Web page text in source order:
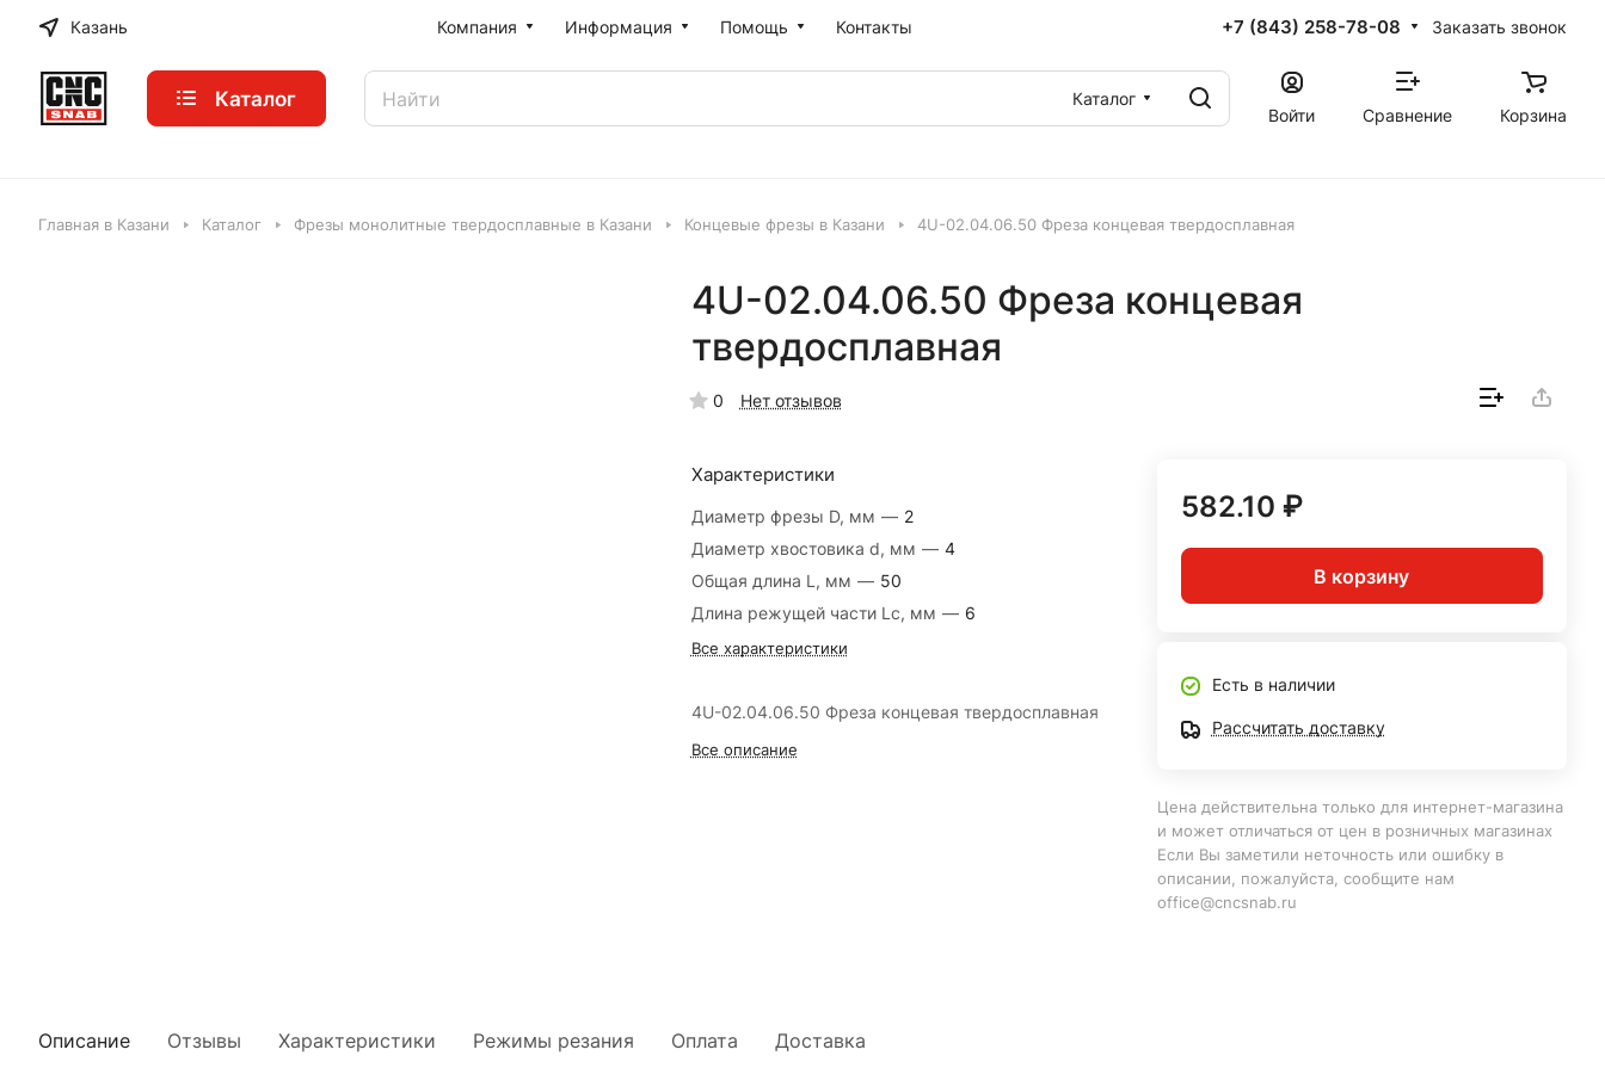
Казань Компания Информация Помощь Контакты +7 (843) 258-78-08 Заказать звонок
Каталог
Каталог
Войти
Сравнение Корзина
Главная в Казани Каталог Фрезы монолитные твердосплавные в Казани Концевые фрезы в Казани 4U-02.04.06.50 Фреза концевая твердосплавная
4U-02.04.06.50 Фреза концевая
твердосплавная
0 Нет отзывов
Характеристики
Диаметр фрезы D, мм — 2
Диаметр хвостовика d, мм — 4
Общая длина L, мм — 50
Длина режущей части Lc, мм — 6
Все характеристики
4U-02.04.06.50 Фреза концевая твердосплавная
Все описание
582.10 ₽
В корзину
Есть в наличии
Рассчитать доставку
Цена действительна только для интернет-магазина
и может отличаться от цен в розничных магазинах
Если Вы заметили неточность или ошибку в
описании, пожалуйста, сообщите нам
office@cncsnab.ru
Описание Отзывы Характеристики Режимы резания Оплата Доставка